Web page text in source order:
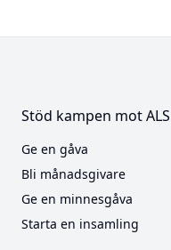
Stöd kampen mot ALS
Ge en gåva
Bli månadsgivare
Ge en minnesgåva
Starta en insamling